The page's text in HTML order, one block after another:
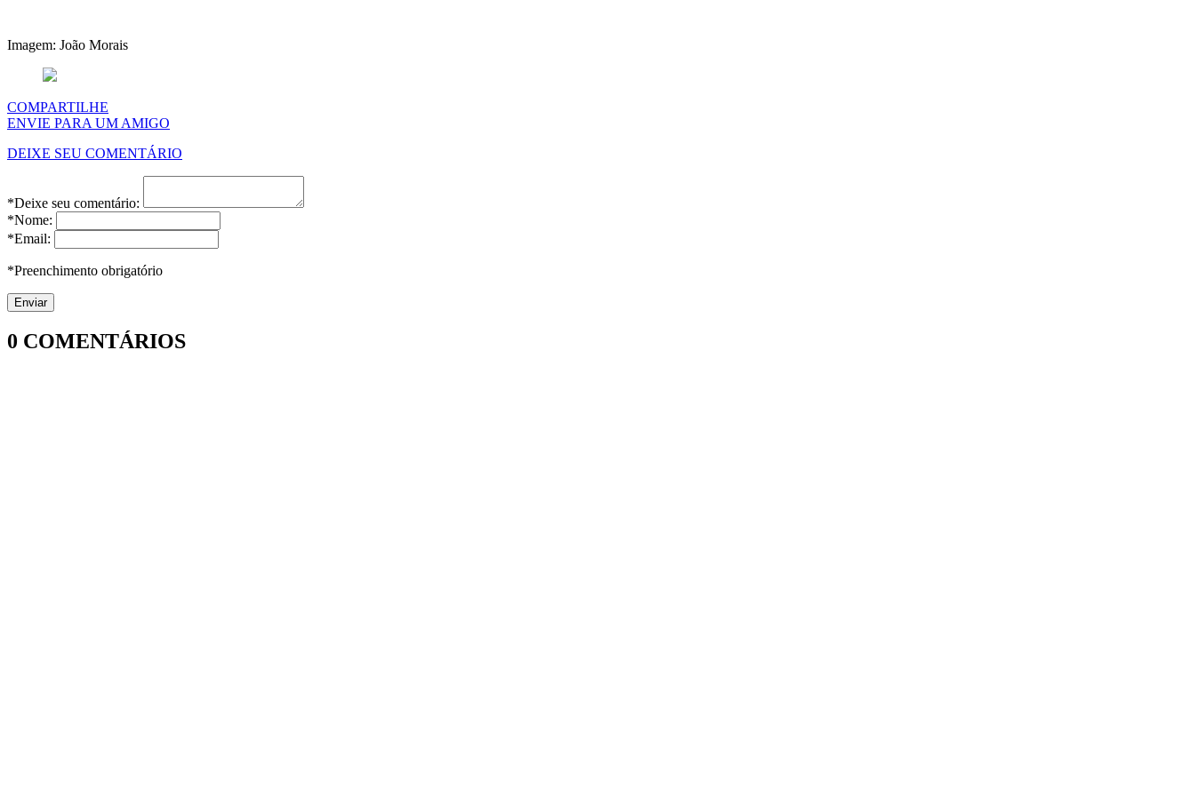
Imagem: João Morais
COMPARTILHE
ENVIE PARA UM AMIGO
DEIXE SEU COMENTÁRIO
*Deixe seu comentário:
*Nome:
*Email:
*Preenchimento obrigatório
0 COMENTÁRIOS